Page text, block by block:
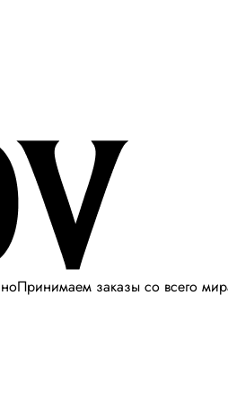
Принимаем заказы со всего